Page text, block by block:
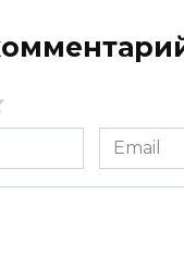
Email
*